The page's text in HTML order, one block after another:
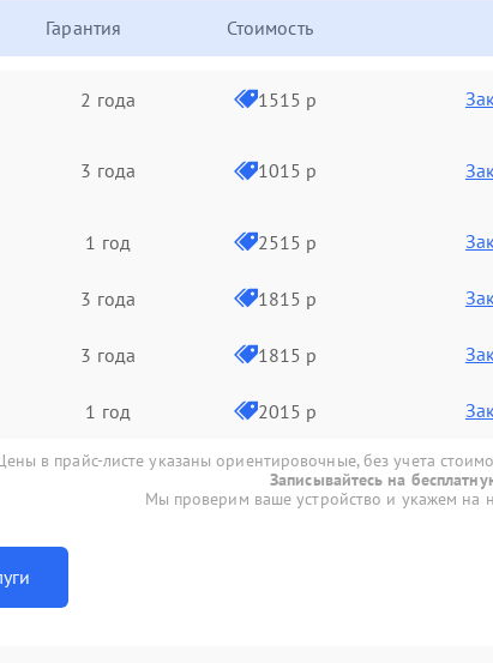
Гарантия Стоимость
2 года 1515 р
3 года 1015 р
1 год 2515 р
3 года 1815 р
3 года 1815 р
1 год 2015 р
в прайс-листе указаны ориентировочные, без учета
Записывайтесь на
Мы проверим ваше устройство и укажем на